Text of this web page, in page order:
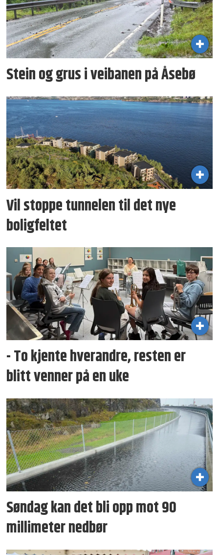
Stein og grus i veibanen på Åsebø
Vil stoppe tunnelen til det nye
boligfeltet
- To kjente hverandre, resten er
blitt venner på en uke
Søndag kan det bli opp mot 90
millimeter nedbør